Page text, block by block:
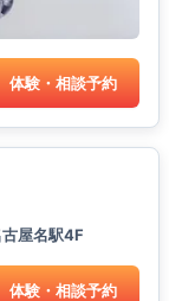
体験・相談予約
屋名駅4F
体験・相談予約